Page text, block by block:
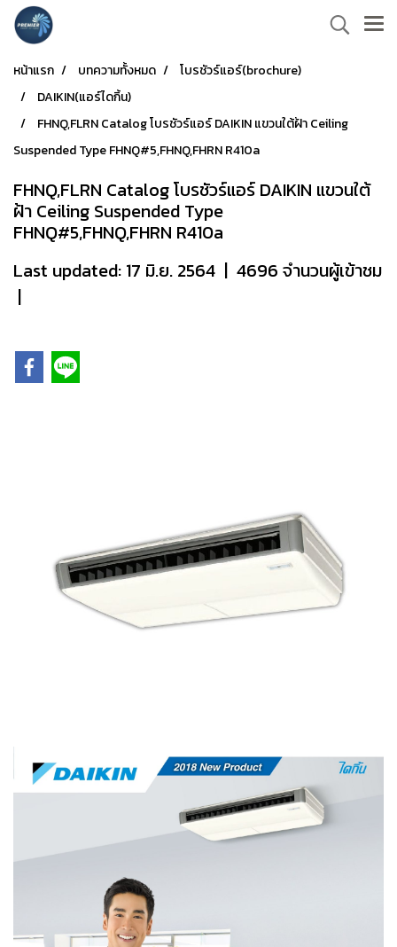
หน้าแรก บทความทั้งหมด
โบรชัวร์แอร์(brochure)
DAIKIN(แอร์ไดกิ้น)
FHNQ,FLRN Catalog โบรชัวร์แอร์ DAIKIN แขวนใต้ฝ้า Ceiling
Suspended Type FHNQ#5,FHNQ,FHRN R410a
FHNQ,FLRN Catalog โบรชัวร์แอร์ DAIKIN แขวนใต้
ฝ้า Ceiling Suspended Type
FHNQ#5,FHNQ,FHRN R410a
Last updated: 17 มิ.ย. 2564 | 4696 จำนวนผู้เข้าชม
|